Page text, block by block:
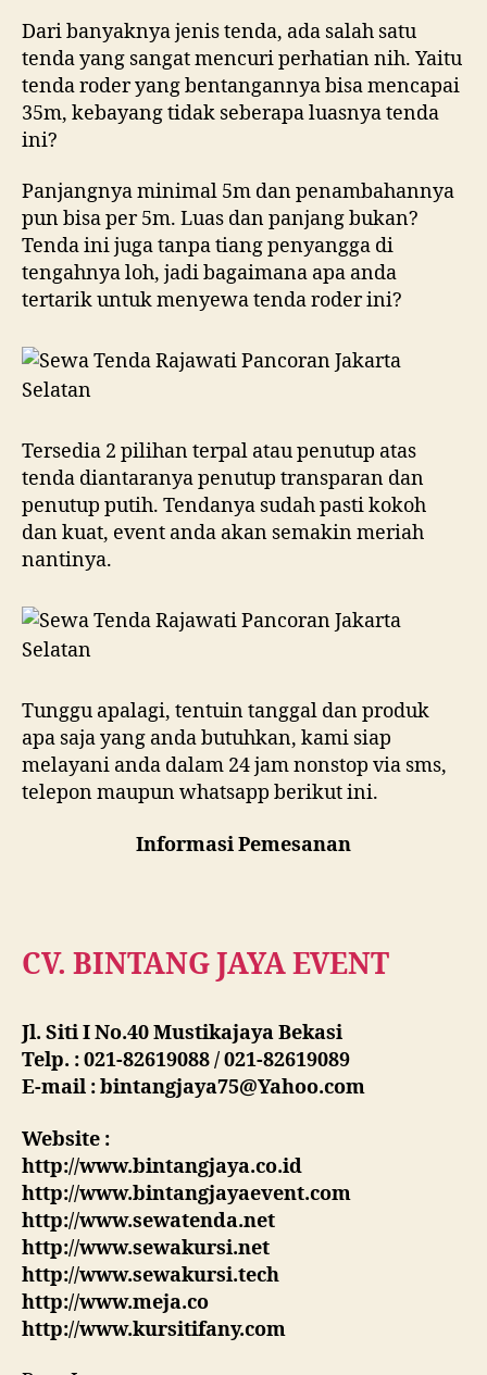
Dari banyaknya jenis tenda, ada salah satu
tenda yang sangat mencuri perhatian nih. Yaitu
tenda roder yang bentangannya bisa mencapai
35m, kebayang tidak seberapa luasnya tenda
ini?
Panjangnya minimal 5m dan penambahannya
pun bisa per 5m. Luas dan panjang bukan?
Tenda ini juga tanpa tiang penyangga di
tengahnya loh, jadi bagaimana apa anda
tertarik untuk menyewa tenda roder ini?
Tersedia 2 pilihan terpal atau penutup atas
tenda diantaranya penutup transparan dan
penutup putih. Tendanya sudah pasti kokoh
dan kuat, event anda akan semakin meriah
nantinya.
Tunggu apalagi, tentuin tanggal dan produk
apa saja yang anda butuhkan, kami siap
melayani anda dalam 24 jam nonstop via sms,
telepon maupun whatsapp berikut ini.
Informasi Pemesanan
CV. BINTANG JAYA EVENT
Jl. Siti I No.40 Mustikajaya Bekasi
Telp. : 021-82619088 / 021-82619089
E-mail : bintangjaya75@Yahoo.com
Website :
http://www.bintangjaya.co.id
http://www.bintangjayaevent.com
http://www.sewatenda.net
http://www.sewakursi.net
http://www.sewakursi.tech
http://www.meja.co
http://www.kursitifany.com